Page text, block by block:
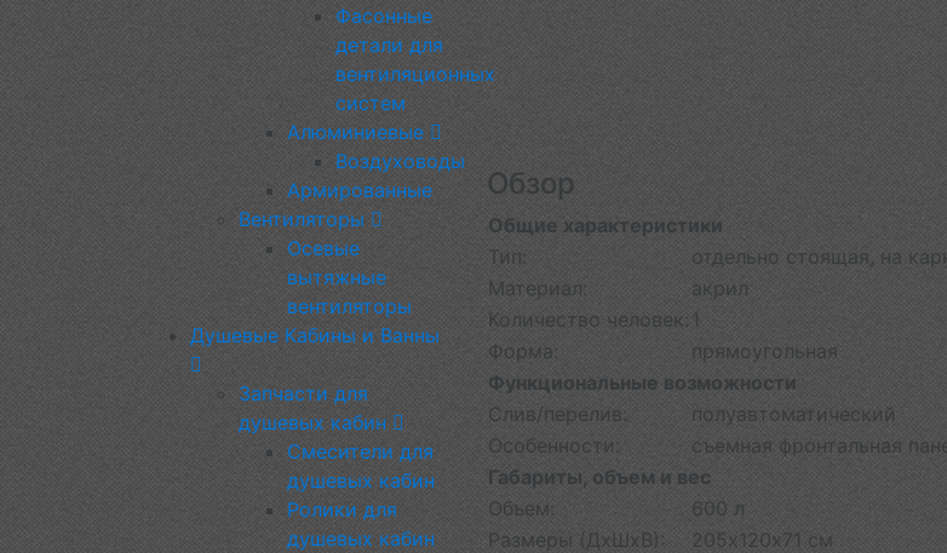
Фасонные
детали для
вентиляционных
систем
Алюминиевые
Воздуховоды
Армированные
Вентиляторы
Осевые
вытяжные
вентиляторы
Душевые Кабины и Ванны
Запчасти для
душевых кабин
Смесители для
душевых кабин
Ролики для
душевых кабин
Обзор
Общие характеристики
Тип:
отдельно стоящая, на
Материал:
акрил
Количество человек: 1
Форма:
прямоугольная
Функциональные возможности
Слив/перелив:
полуавтоматический
Особенности:
съемная фронтальная
Габариты, объем и вес
Объем:
600 л
Размеры (ДхШхВ):
205х120х71 см